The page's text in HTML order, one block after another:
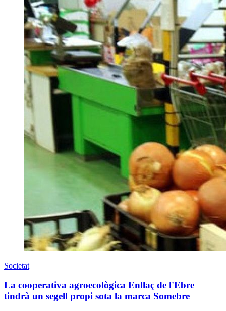
Societat
La cooperativa agroecològica Enllaç de l'Ebre
tindrà un segell propi sota la marca Somebre